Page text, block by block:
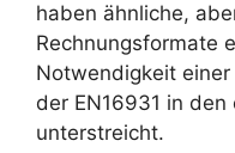
haben ähnliche,
Rechnungsformate
Notwendigkeit
der EN16931 in
unterstreicht.